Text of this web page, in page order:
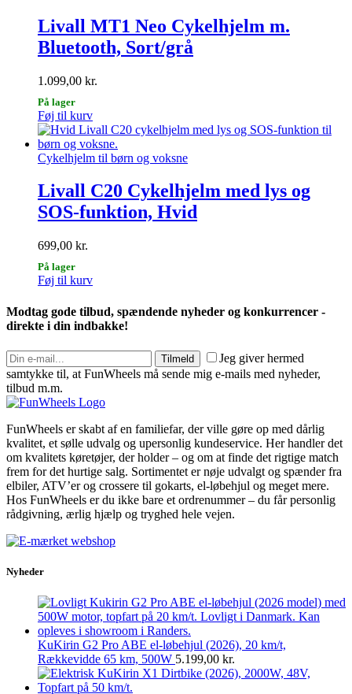
Mulighederne
kan
vælges
varesiden
Livall MT1 Neo Cykelhjelm m.
Bluetooth, Sort/grå
1.099,00 kr.
På lager
Føj til kurvDette
vare
har
flere
Mulighederne
kan
vælges
Cykelhjelm til børn og voksne
Livall C20 Cykelhjelm med lys og
SOS-funktion, Hvid
699,00 kr.
På lager
Føj til kurvDette
har
flere
Mulighederne
kan
vælges
varesiden
Modtag gode tilbud, spændende nyheder og konkurrencer -
direkte i din indbakke!
Tilmeld
Jeg giver hermed
samtykke til, at FunWheels må sende mig e-mails med nyheder,
tilbud m.m.
FunWheels er skabt af en familiefar, der ville gøre op med dårlig
kvalitet, et sølle udvalg og upersonlig kundeservice. Her handler det
om kvalitets køretøjer, der holder – og om at finde det rigtige match
frem for det hurtige salg. Sortimentet er nøje udvalgt og spænder fra
elbiler, ATV’er og crossere til gokarts, el-løbehjul og meget mere.
Hos FunWheels er du ikke bare et ordrenummer – du får personlig
rådgivning, ærlig hjælp og tryghed hele vejen.
Nyheder
KuKirin G2 Pro ABE el-løbehjul (2026), 20 km/t,
Rækkevidde 65 km, 500W 5.199,00 kr.